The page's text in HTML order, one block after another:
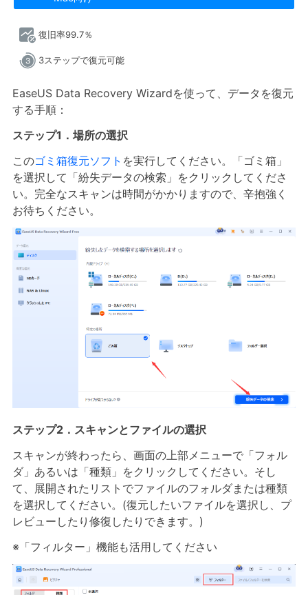
復旧率99.7％
3ステップで復元可能
EaseUS Data Recovery Wizardを使って、データを復元
する手順：
ステップ1．場所の選択
このゴミ箱復元ソフト を実行してください。「ゴミ箱」
を選択して「紛失データの検索」をクリックしてくださ
い。完全なスキャンは時間がかかりますので、辛抱強く
お待ちください。
ステップ2．スキャンとファイルの選択
スキャンが終わったら、画面の上部メニューで「フォル
ダ」あるいは「種類」をクリックしてください。そし
て、展開されたリストでファイルのフォルダまたは種類
を選択してください。(復元したいファイルを選択し、プ
レビューしたり修復したりできます。)
※「フィルター」機能も活用してください